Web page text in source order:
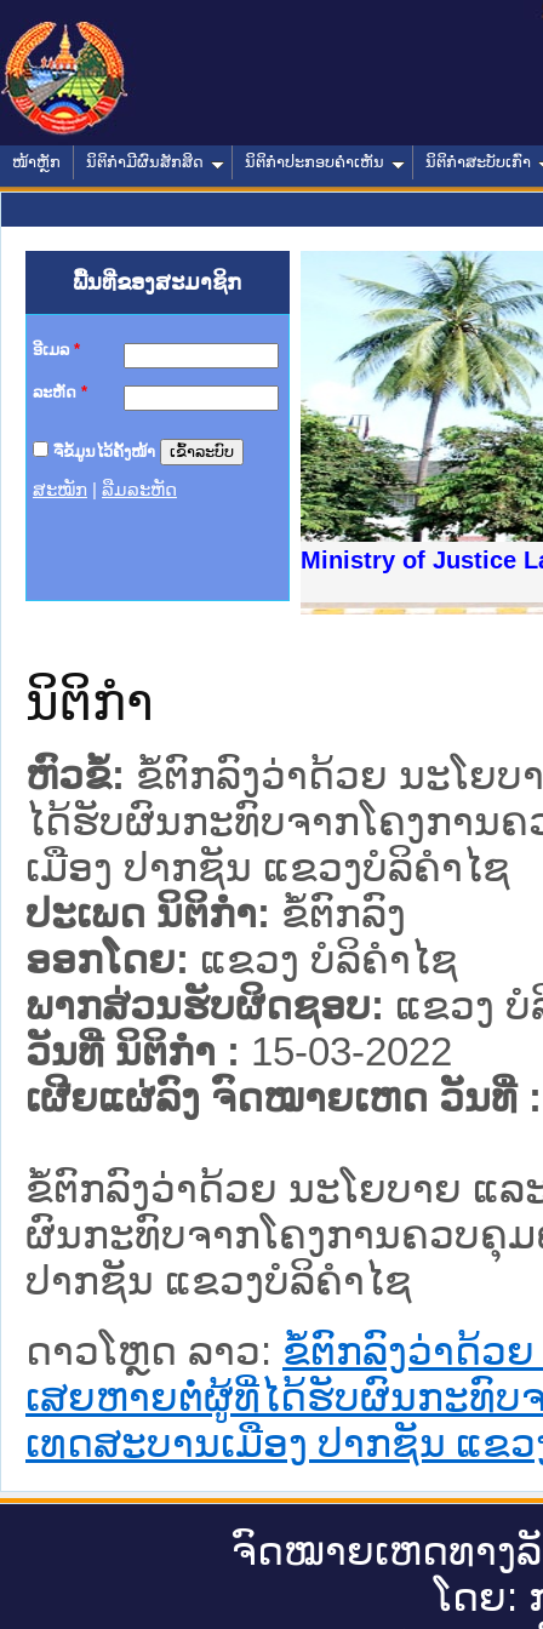
ໜ້າຫຼັກ ນິຕິກໍາມີຜົນສັກສິດ ນິຕິກໍາປະກອບຄໍາເຫັນ ນິຕິກໍາສະບັບເກົ່າ
ພື້ນທີ່ຂອງສະມາຊິກ
ອີເມລ *
ລະຫັດ *
ຈື່ຂໍ້ມູນໄວ້ຄັ້ງໜ້າ
ສະໝັກ ລືມລະຫັດ
Ministry of Justice
ຊາຊົນ ພາກເໜືອ
ການ
ກາງ
ກໃຕ້
ນຕຳຫຼວດປະຊາຊົນ
ສັນຕິບານປະຊາຊົນ
ກເໜືອ
ຊາຊົນ ພາກກາງ
ນິຕິກໍາ
ຫົວຂໍ້: ຂໍ້ຕົກລົງວ່າດ້ວຍ ນະໂຍ
ໄດ້ຮັບຜົນກະທົບຈາກໂຄງການ
ເມືອງ ປາກຊັນ ແຂວງບໍລິຄຳໄຊ
ປະເພດ ນິຕິກໍາ: ຂໍ້ຕົກລົງ
ອອກໂດຍ: ແຂວງ ບໍລິຄໍາໄຊ
ພາກສ່ວນຮັບຜິດຊອບ: ແຂວງ ບໍ
ວັນທີ່ ນິຕິກໍາ : 15-03-2022
ເຜີຍແຜ່ລົງ ຈົດໝາຍເຫດ ວັນທີ່ :
ຂໍ້ຕົກລົງວ່າດ້ວຍ ນະໂຍບາຍ ແ
ຜົນກະທົບຈາກໂຄງການຄວບຄຸ
ປາກຊັນ ແຂວງບໍລິຄຳໄຊ
ດາວໂຫຼດ ລາວ: ຂໍ້ຕົກລົງວ່າດ້ວ
ເສຍຫາຍຕໍ່ຜູ້ທີ່ໄດ້ຮັບຜົນກະທົບ
ເທດສະບານເມືອງ ປາກຊັນ ແຂ
ຈົດ​ໝາຍ​ເຫດ​ທາງ​
ໂດຍ: